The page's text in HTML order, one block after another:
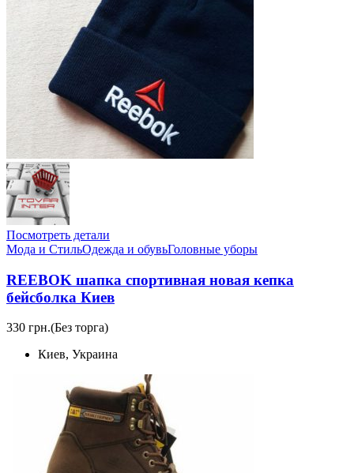
Посмотреть детали
Мода и СтильОдежда и обувьГоловные уборы
REEBOK шапка спортивная новая кепка
бейсболка Киев
330 грн.(Без торга)
Киев, Украина